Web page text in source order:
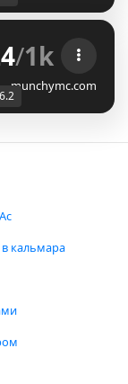
[ 1.7-26.2
]
S6 AUG 8th
/1k
munchymc.com
кальмара